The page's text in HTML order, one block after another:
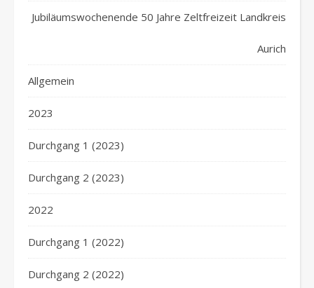
Jubiläumswochenende 50 Jahre Zeltfreizeit Landkreis
Aurich
Allgemein
2023
Durchgang 1 (2023)
Durchgang 2 (2023)
2022
Durchgang 1 (2022)
Durchgang 2 (2022)